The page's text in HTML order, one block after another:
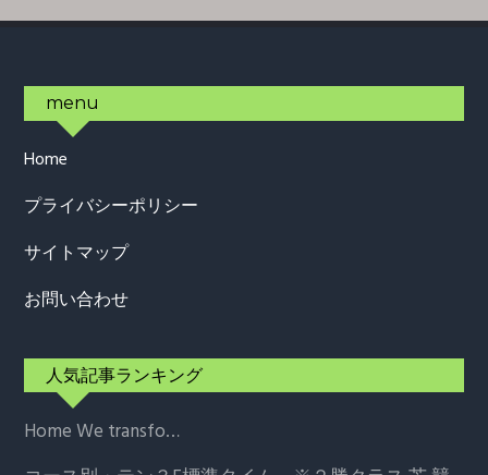
Footer
menu
Home
プライバシーポリシー
サイトマップ
お問い合わせ
人気記事ランキング
HomeWe transfo…